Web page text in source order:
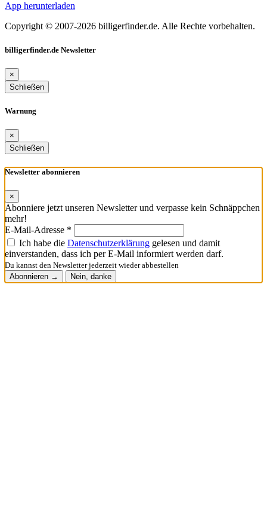
App herunterladen
Copyright © 2007-2026 billigerfinder.de. Alle Rechte vorbehalten.
billigerfinder.de Newsletter
×
Schließen
Warnung
×
Schließen
Newsletter abonnieren
×
Abonniere jetzt unseren Newsletter und verpasse kein Schnäppchen
mehr!
E-Mail-Adresse *
Ich habe die Datenschutzerklärung gelesen und damit
einverstanden, dass ich per E-Mail informiert werden darf.
Du kannst den Newsletter jederzeit wieder abbestellen
Abonnieren →
Nein, danke